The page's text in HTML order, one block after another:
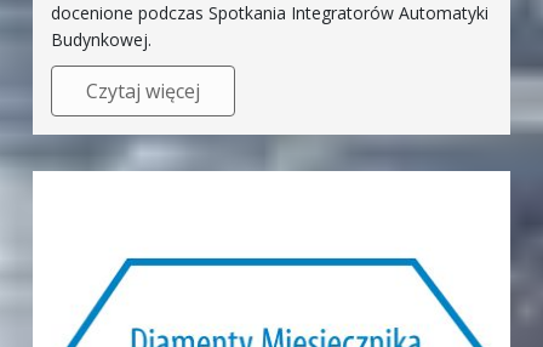
docenione podczas Spotkania Integratorów Automatyki
Budynkowej.
Czytaj więcej